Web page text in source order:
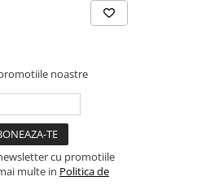
noastre
cu promotiile
multe in Politica de